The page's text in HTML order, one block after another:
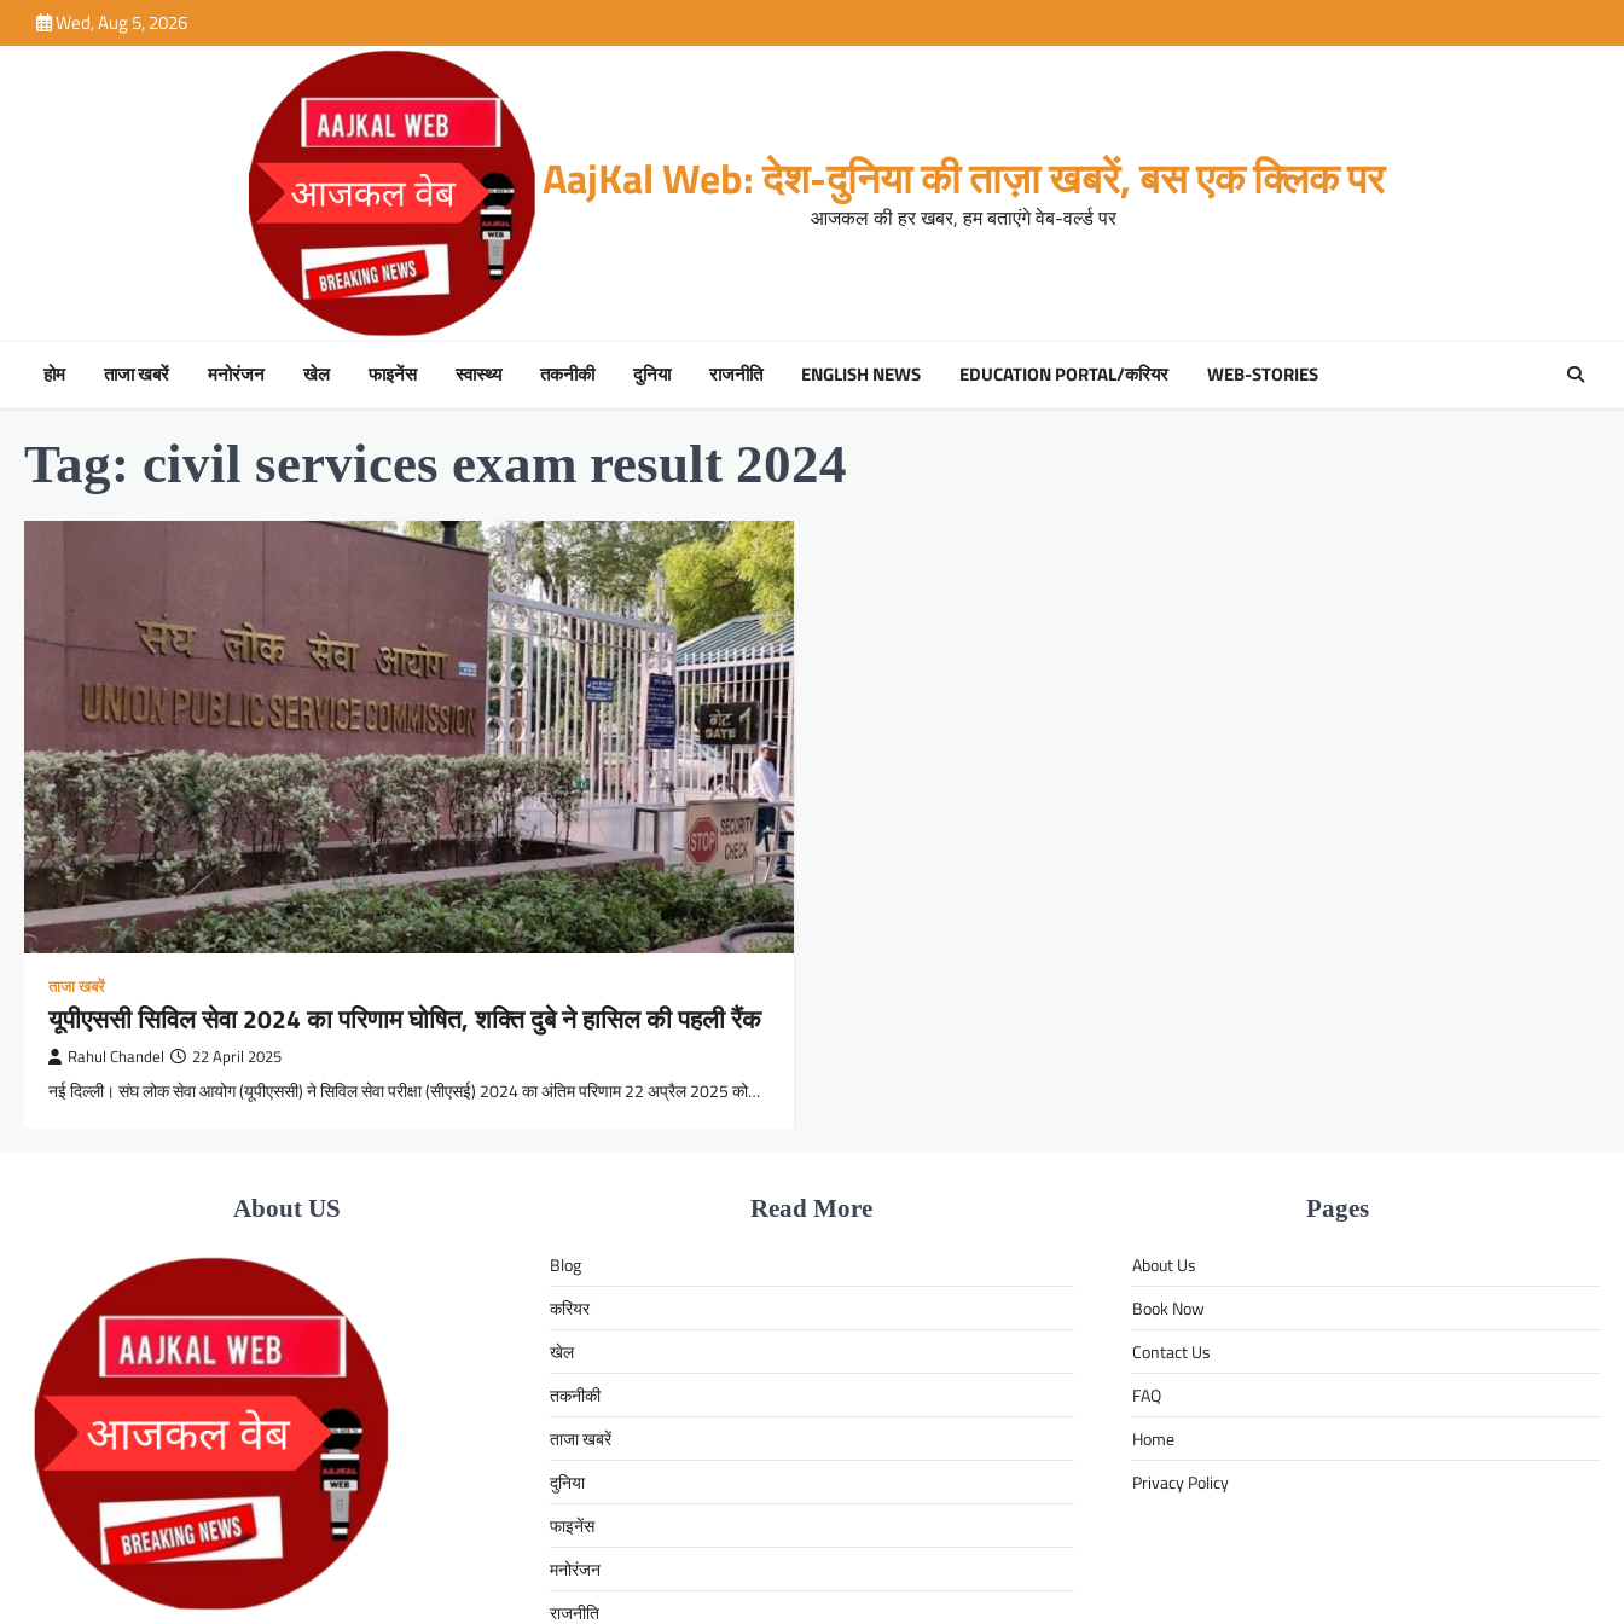
to
Wed, Aug 5, 2026
AajKal Web: देश-दुनिया की ताज़ा खबरें, बस एक क्लिक पर
आजकल की हर खबर, हम बताएंगे वेब-वर्ल्ड पर
होम ताजा खबरें मनोरंजन खेल फाइनेंस स्वास्थ्य तकनीकी दुनिया राजनीति ENGLISH NEWS EDUCATION PORTAL/करियर WEB-STORIES
Tag: civil services exam result 2024
ताजा खबरें
यूपीएससी सिविल सेवा 2024 का परिणाम घोषित, शक्ति दुबे ने हासिल की पहली रैंक
Rahul Chandel 22 April 2025
नई दिल्ली। संघ लोक सेवा आयोग (यूपीएससी) ने सिविल सेवा परीक्षा (सीएसई) 2024 का अंतिम परिणाम 22 अप्रैल 2025 को…
About US Read More
Blog
करियर
खेल
तकनीकी
ताजा खबरें
दुनिया
फाइनेंस
मनोरंजन
राजनीति
Pages
About Us
Book Now
Contact Us
FAQ
Home
Privacy Policy